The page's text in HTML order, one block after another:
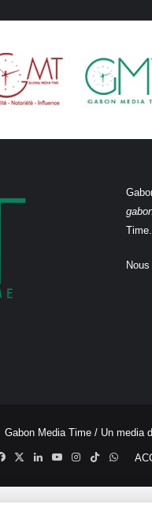
Time.
Gabon Media Time / Un media
Facebook
X LinkedinYouTubeInstagram
TikTok